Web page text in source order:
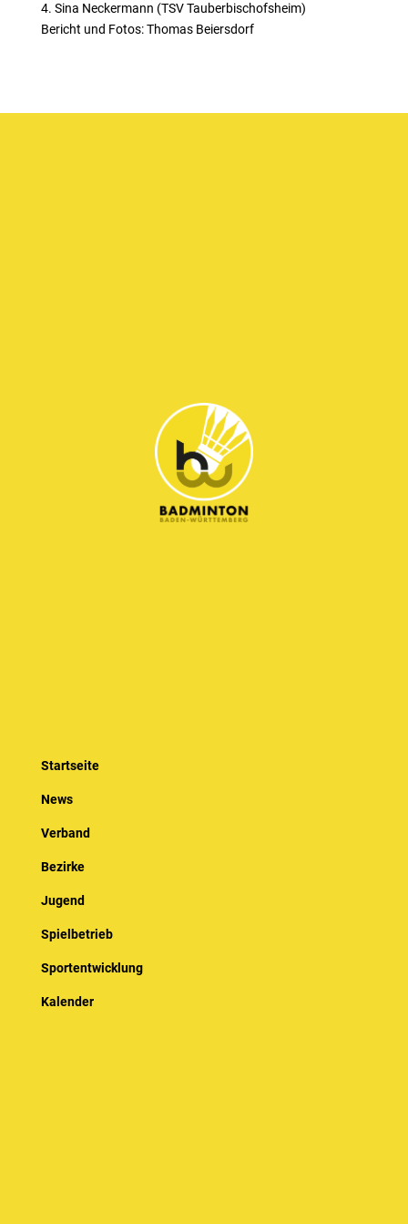
4. Sina Neckermann (TSV Tauberbischofsheim)
Bericht und Fotos: Thomas Beiersdorf
Startseite
News
Verband
Bezirke
Jugend
Spielbetrieb
Sportentwicklung
Kalender